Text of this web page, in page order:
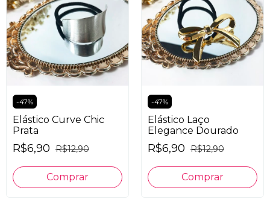
-47%
Elástico Curve Chic
Prata
R$6,90 R$12,90
-47%
Elástico Laço
Elegance Dourado
R$6,90 R$12,90